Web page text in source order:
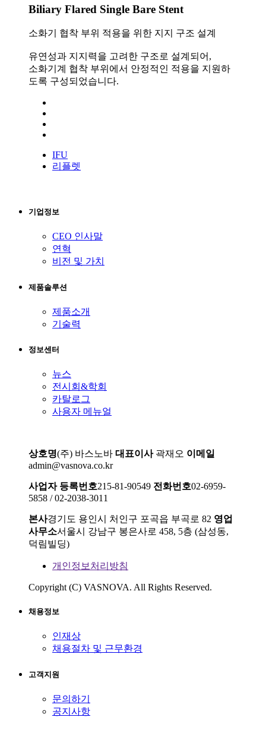
Biliary Flared Single Bare Stent
소화기 협착 부위 적용을 위한 지지 구조 설계
유연성과 지지력을 고려한 구조로 설계되어,
소화기계 협착 부위에서 안정적인 적용을 지원하
도록 구성되었습니다.
IFU
리플렛
기업정보
CEO 인사말
연혁
비전 및 가치
제품솔루션
제품소개
기술력
정보센터
뉴스
전시회&학회
카탈로그
사용자 메뉴얼
상호명(주) 바스노바 대표이사곽재오 이메일
admin@vasnova.co.kr
사업자 등록번호215-81-90549 전화번호02-6959-
5858 / 02-2038-3011
본사경기도 용인시 처인구 포곡읍 부곡로 82 영업
사무소서울시 강남구 봉은사로 458, 5층 (삼성동,
덕림빌딩)
개인정보처리방침
Copyright (C) VASNOVA. All Rights Reserved.
채용정보
인재상
채용절차 및 근무환경
고객지원
문의하기
공지사항